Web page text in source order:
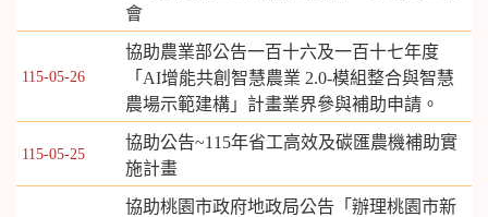
會
115-05-26
協助農業部公告一百十六及一百十七年度
「AI增能共創智慧農業 2.0-模組整合與智慧
農場示範建構」計畫業界參與補助申請。
115-05-25
協助公告~115年省工高效及碳匯農機補助實
施計畫
協助桃園市政府地政局公告「辦理桃園市新